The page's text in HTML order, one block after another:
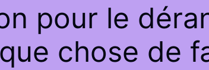
pour le
chose de